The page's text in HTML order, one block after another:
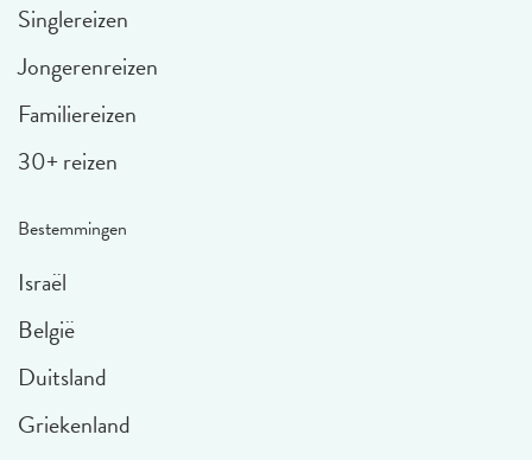
Singlereizen
Jongerenreizen
Familiereizen
30+ reizen
Bestemmingen
Israël
België
Duitsland
Griekenland